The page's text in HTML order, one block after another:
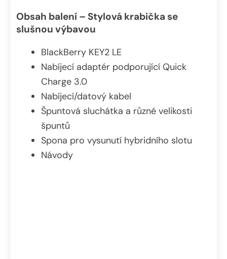
Obsah balení – Stylová krabička se
slušnou výbavou
BlackBerry KEY2 LE
Nabíjecí adaptér podporující Quick
Charge 3.0
Nabíjecí/datový kabel
Špuntová sluchátka a různé velikosti
špuntů
Spona pro vysunutí hybridního slotu
Návody